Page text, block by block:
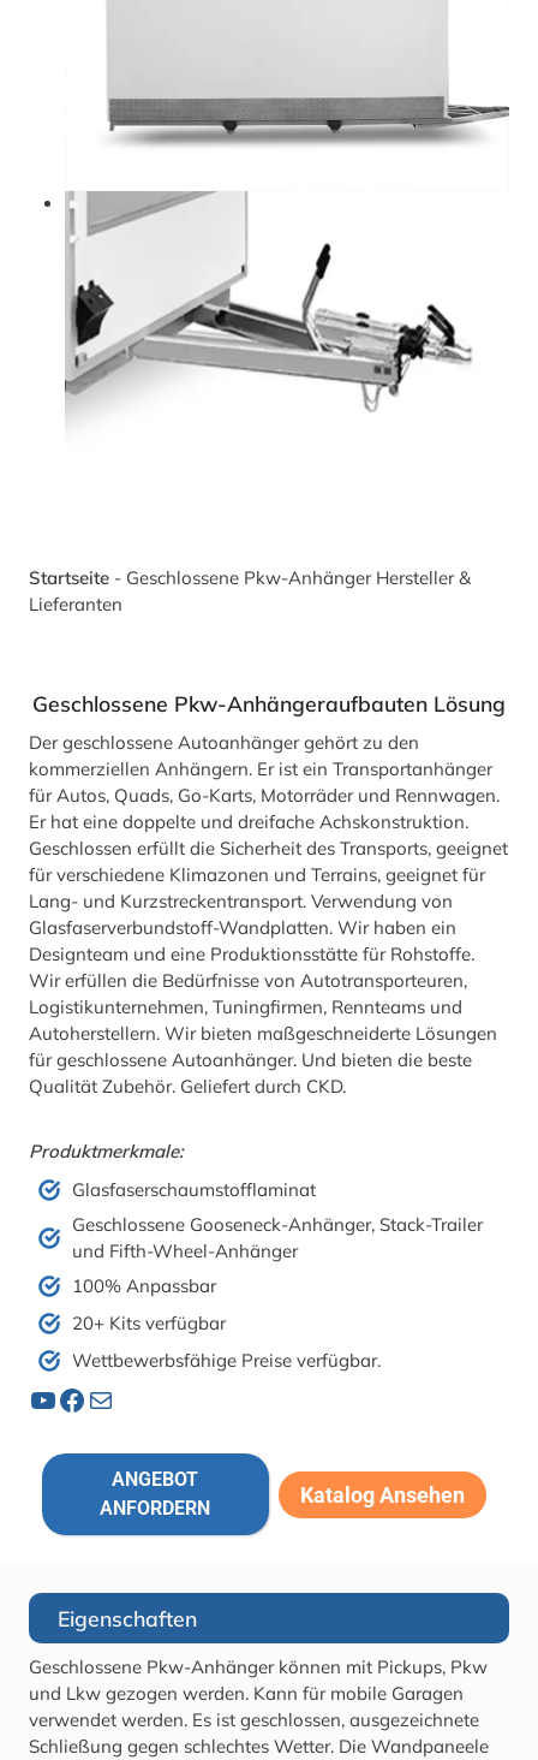
Startseite - Geschlossene Pkw-Anhänger Hersteller &
Lieferanten
Geschlossene Pkw-Anhängeraufbauten Lösung
Der geschlossene Autoanhänger gehört zu den
kommerziellen Anhängern. Er ist ein Transportanhänger
für Autos, Quads, Go-Karts, Motorräder und Rennwagen.
Er hat eine doppelte und dreifache Achskonstruktion.
Geschlossen erfüllt die Sicherheit des Transports, geeignet
für verschiedene Klimazonen und Terrains, geeignet für
Lang- und Kurzstreckentransport. Verwendung von
Glasfaserverbundstoff-Wandplatten. Wir haben ein
Designteam und eine Produktionsstätte für Rohstoffe.
Wir erfüllen die Bedürfnisse von Autotransporteuren,
Logistikunternehmen, Tuningfirmen, Rennteams und
Autoherstellern. Wir bieten maßgeschneiderte Lösungen
für geschlossene Autoanhänger. Und bieten die beste
Qualität Zubehör. Geliefert durch CKD.
Produktmerkmale:
Glasfaserschaumstofflaminat
Geschlossene Gooseneck-Anhänger, Stack-Trailer
und Fifth-Wheel-Anhänger
100% Anpassbar
20+ Kits verfügbar
Wettbewerbsfähige Preise verfügbar.
YouTube Facebook Post
ANGEBOT
ANFORDERN
Katalog Ansehen
Eigenschaften
Geschlossene Pkw-Anhänger können mit Pickups, Pkw
und Lkw gezogen werden. Kann für mobile Garagen
verwendet werden. Es ist geschlossen, ausgezeichnete
Schließung gegen schlechtes Wetter. Die Wandpaneele